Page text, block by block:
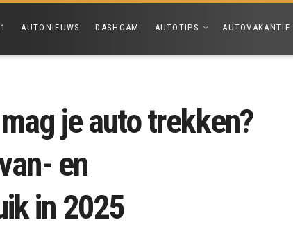
AUTONIEUWS DASHCAM AUTOTIPS AUTOVAKANTIE
je auto trekken?
en
in 2025